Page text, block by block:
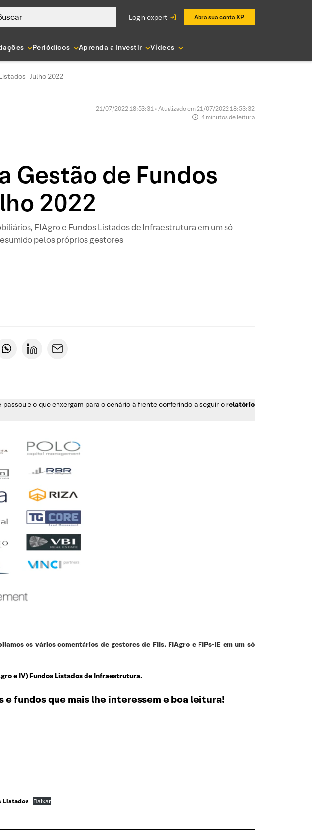
login expert Abra sua conta XP
Periódicos Aprenda a Investir Vídeos
| Julho 2022
21/07/2022 18:53:31 • Atualizado em 21/07/2022 18:53:32
4 minutos de leitura
Gestão de Fundos
2022
FIAgro e Fundos Listados de Infraestrutura em um só
pelos próprios gestores
e o que enxergam para o cenário à frente conferindo a seguir orelatório
os vários comentários de gestores de FIIs, FIAgro e FIPs-IE em um só
e IV) Fundos Listados de Infraestrutura.
fundos que mais lhe interessem e boa leitura!
Listados Baixar